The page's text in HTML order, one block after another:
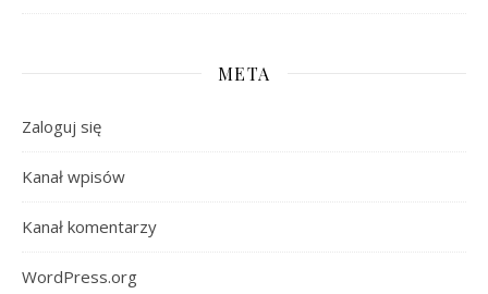
META
Zaloguj się
Kanał wpisów
Kanał komentarzy
WordPress.org